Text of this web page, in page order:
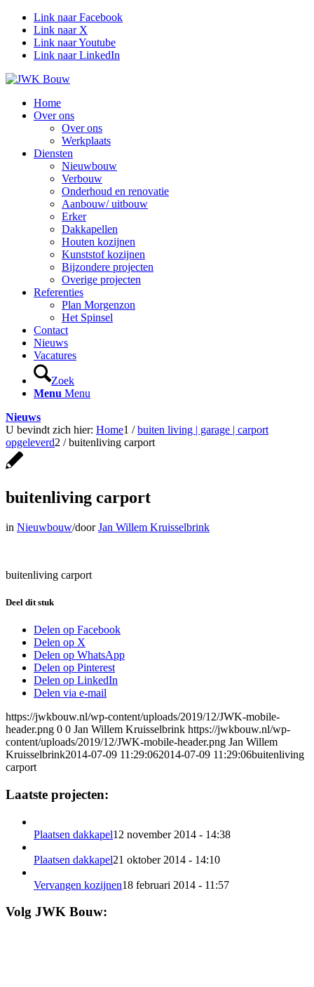
Link naar Facebook
Link naar X
Link naar Youtube
Link naar LinkedIn
Home
Over ons
Over ons
Werkplaats
Diensten
Nieuwbouw
Verbouw
Onderhoud en renovatie
Aanbouw/ uitbouw
Erker
Dakkapellen
Houten kozijnen
Kunststof kozijnen
Bijzondere projecten
Overige projecten
Referenties
Plan Morgenzon
Het Spinsel
Contact
Nieuws
Vacatures
Zoek
Menu Menu
Nieuws
U bevindt zich hier: Home1 / buiten living | garage | carport
opgeleverd2 / buitenliving carport
buitenliving carport
in Nieuwbouw/doorJan Willem Kruisselbrink
buitenliving carport
Deel dit stuk
Delen op Facebook
Delen op X
Delen op WhatsApp
Delen op Pinterest
Delen op LinkedIn
Delen via e-mail
https://jwkbouw.nl/wp-content/uploads/2019/12/JWK-mobile-
header.png 0 0 Jan Willem Kruisselbrink https://jwkbouw.nl/wp-
content/uploads/2019/12/JWK-mobile-header.png Jan Willem
Kruisselbrink2014-07-09 11:29:062014-07-09 11:29:06buitenliving
carport
Laatste projecten:
Plaatsen dakkapel12 november 2014 - 14:38
Plaatsen dakkapel21 oktober 2014 - 14:10
Vervangen kozijnen18 februari 2014 - 11:57
Volg JWK Bouw: